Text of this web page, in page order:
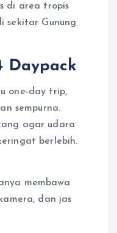
di area tropis
sekitar Gunung
Daypack
one-day trip,
sempurna.
agar udara
berlebih.
membawa
dan jas